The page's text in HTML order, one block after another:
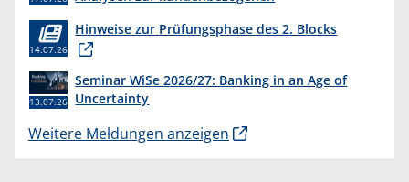
Hinweise zur Prüfungsphase des 2. Blocks
14.07.26
Seminar WiSe 2026/27: Banking in an Age of
Uncertainty
13.07.26
Weitere Meldungen anzeigen